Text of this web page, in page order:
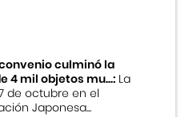
culminó la
4 mil objetos mu...:La
de octubre en el
Japonesa...